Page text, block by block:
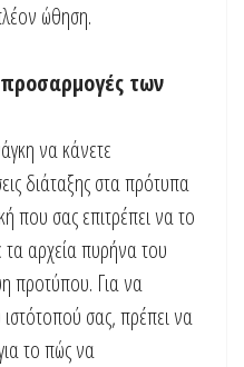
ώθηση.
των
να κάνετε
διάταξης στα πρότυπα
που σας επιτρέπει να το
τα αρχεία πυρήνα του
προτύπου. Για να
ιστότοπού σας, πρέπει να
το πώς να